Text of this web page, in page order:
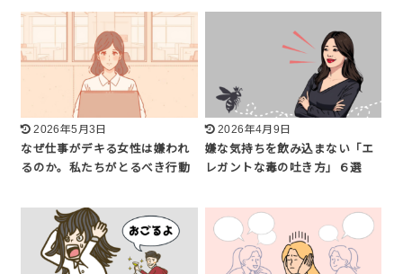
2026年5月3日
なぜ仕事がデキる女性は嫌われ
るのか。私たちがとるべき行動
2026年4月9日
嫌な気持ちを飲み込まない「エ
レガントな毒の吐き方」６選